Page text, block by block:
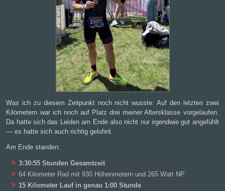
Was ich zu diesem Zeitpunkt noch nicht wusste: Auf den letzten zwei
Kilometern war ich noch auf Platz drei meiner Altersklasse vorgelaufen.
Da hatte sich das Leiden am Ende also nicht nur irgendwie gut angefühlt
— es hatte sich auch richtig gelohnt.
Am Ende standen:
3:30:55 Stunden Gesamtzeit
64 Kilometer Rad mit 930 Höhenmetern und 265 Watt NP
15 Kilometer Lauf in genau 1:00 Stunde